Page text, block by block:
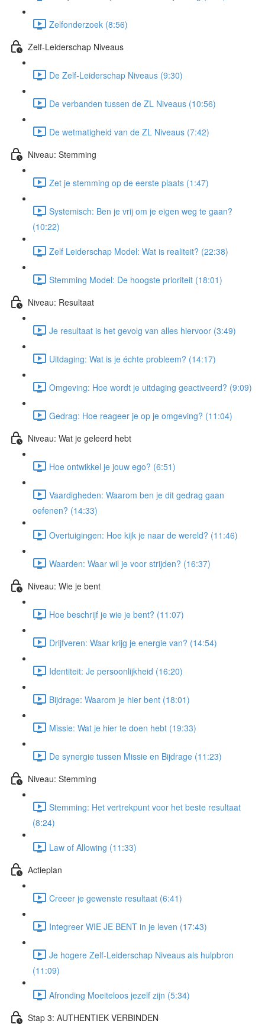
Zelfonderzoek (8:56)
Zelf-Leiderschap Niveaus
De Zelf-Leiderschap Niveaus (9:30)
De verbanden tussen de ZL Niveaus (10:56)
De wetmatigheid van de ZL Niveaus (7:42)
Niveau: Stemming
Zet je stemming op de eerste plaats (1:47)
Systemisch: Ben je vrij om je eigen weg te gaan?
(10:22)
Zelf Leiderschap Model: Wat is realiteit? (22:38)
Stemming Model: De hoogste prioriteit (18:01)
Niveau: Resultaat
Je resultaat is het gevolg van alles hiervoor (3:49)
Uitdaging: Wat is je échte probleem? (14:17)
Omgeving: Hoe wordt je uitdaging geactiveerd? (9:09)
Gedrag: Hoe reageer je op je omgeving? (11:04)
Niveau: Wat je geleerd hebt
Hoe ontwikkel je jouw ego? (6:51)
Vaardigheden: Waarom ben je dit gedrag gaan
oefenen? (14:33)
Overtuigingen: Hoe kijk je naar de wereld? (11:46)
Waarden: Waar wil je voor strijden? (16:37)
Niveau: Wie je bent
Hoe beschrijf je wie je bent? (11:07)
Drijfveren: Waar krijg je energie van? (14:54)
Identiteit: Je persoonlijkheid (16:20)
Bijdrage: Waarom je hier bent (18:01)
Missie: Wat je hier te doen hebt (19:33)
De synergie tussen Missie en Bijdrage (11:23)
Niveau: Stemming
Stemming: Het vertrekpunt voor het beste resultaat
(8:24)
Law of Allowing (11:33)
Actieplan
Creeer je gewenste resultaat (6:41)
Integreer WIE JE BENT in je leven (17:43)
Je hogere Zelf-Leiderschap Niveaus als hulpbron
(11:09)
Afronding Moeiteloos jezelf zijn (5:34)
Stap 3: AUTHENTIEK VERBINDEN